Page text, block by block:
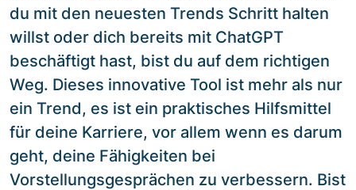
du mit den neuesten Trends Schritt halten
willst oder dich bereits mit ChatGPT
beschäftigt hast, bist du auf dem richtigen
Weg. Dieses innovative Tool ist mehr als nur
ein Trend, es ist ein praktisches Hilfsmittel
für deine Karriere, vor allem wenn es darum
geht, deine Fähigkeiten bei
Vorstellungsgesprächen zu verbessern. Bist